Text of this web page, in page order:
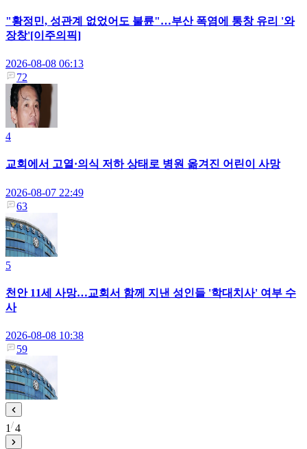
"황정민, 성관계 없었어도 불륜"…부산 폭염에 통창 유리 '와
장창'[이주의픽]
2026-08-08 06:13
72
4
교회에서 고열·의식 저하 상태로 병원 옮겨진 어린이 사망
2026-08-07 22:49
63
5
천안 11세 사망…교회서 함께 지낸 성인들 '학대치사' 여부 수
사
2026-08-08 10:38
59
1 4